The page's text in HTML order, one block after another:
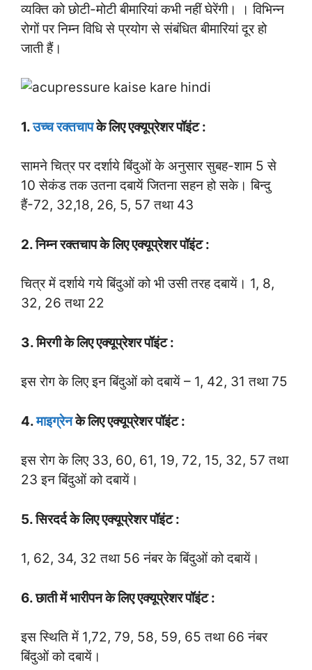
व्यक्ति को छोटी-मोटी बीमारियां कभी नहीं घेरेंगी। । विभिन्न
रोगों पर निम्न विधि से प्रयोग से संबंधित बीमारियां दूर हो
जाती हैं।
1.उच्च रक्तचापके लिए एक्यूप्रेशर पॉइंट :
सामने चित्र पर दर्शाये बिंदुओं के अनुसार सुबह-शाम 5 से
10 सेकंड तक उतना दबायें जितना सहन हो सके। बिन्दु
हैं-72, 32,18, 26, 5, 57 तथा 43
2. निम्न रक्तचाप के लिए एक्यूप्रेशर पॉइंट :
चित्र में दर्शाये गये बिंदुओं को भी उसी तरह दबायें। 1, 8,
32, 26 तथा 22
3. मिरगी के लिए एक्यूप्रेशर पॉइंट :
इस रोग के लिए इन बिंदुओं को दबायें – 1, 42, 31 तथा 75
4.माइग्रेनके लिए एक्यूप्रेशर पॉइंट :
इस रोग के लिए 33, 60, 61, 19, 72, 15, 32, 57 तथा
23 इन बिंदुओं को दबायें।
5. सिरदर्द के लिए एक्यूप्रेशर पॉइंट :
1, 62, 34, 32 तथा 56 नंबर के बिंदुओं को दबायें।
6. छाती में भारीपन के लिए एक्यूप्रेशर पॉइंट :
इस स्थिति में 1,72, 79, 58, 59, 65 तथा 66 नंबर
बिंदुओं को दबायें।